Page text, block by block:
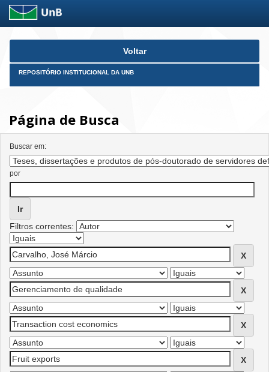
Skip
Voltar
REPOSITÓRIO INSTITUCIONAL DA UNB
Página de Busca
Buscar em:
por
Filtros correntes: